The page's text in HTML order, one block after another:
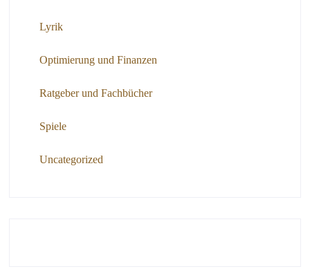
Lyrik
Optimierung und Finanzen
Ratgeber und Fachbücher
Spiele
Uncategorized